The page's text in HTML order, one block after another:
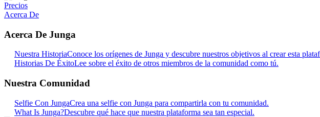
Precios
Acerca De
Acerca De Junga
Nuestra HistoriaConoce los orígenes de Junga y descubre nuestros objetivos al crear esta
Historias De ÉxitoLee sobre el éxito de otros miembros de la comunidad como tú.
Nuestra Comunidad
Selfie Con JungaCrea una selfie con Junga para compartirla con tu comunidad.
What Is Junga?Descubre qué hace que nuestra plataforma sea tan especial.